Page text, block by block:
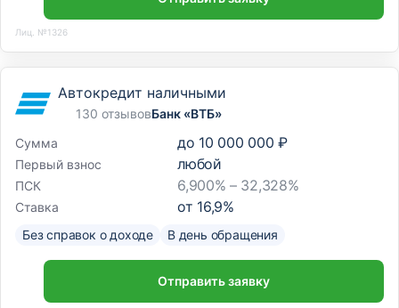
Лиц. №1326
Автокредит наличными
130 отзывовБанк «ВТБ»
Сумма
до 10 000 000 ₽
Первый взнос любой
ПСК 6,900% – 32,328%
Ставка от 16,9%
Без справок о доходе В день обращения
Отправить заявку